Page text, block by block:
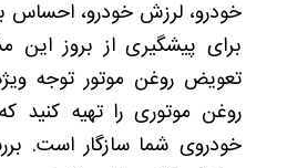
خودرو، لرزش خودرو،
برای پیشگیری از بروز این
تعویض روغن موتور توجه
روغن موتوری را تهیه کنید
خودروی شما سازگار است.